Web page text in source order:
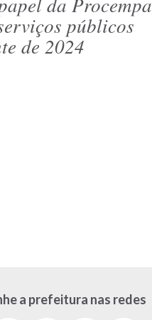
públicos
de 2024
a prefeitura nas redes